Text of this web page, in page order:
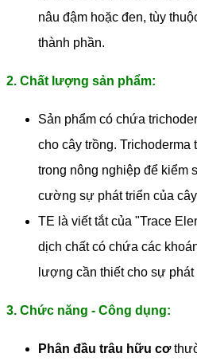
nâu đậm hoặc đen, tùy
thành phần.
2. Chất lượng sản phẩm:
Sản phẩm có chứa
cho cây trồng.
trong nông nghiệp để kiểm
cường sự phát triển của
TE là viết tắt của "Trace
dịch chất có chứa các
lượng cần thiết cho sự phát
3. Chức năng - Công dụng:
Phân đầu trâu hữu cơ